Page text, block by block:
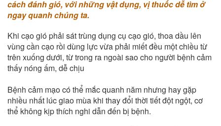
cách đánh gió, với những vật dụng, vị thuốc dễ tìm ở
ngay quanh chúng ta.
Khi cạo gió phải sát trùng dụng cụ cạo gió, thoa dầu lên
vùng cần cạo rồi dùng lực vừa phải miết đều một chiều từ
trên xuống dưới, từ trong ra ngoài sao cho người bệnh cảm
thấy nóng ấm, dễ chịu
Bệnh cảm mạo có thể mắc quanh năm nhưng hay gặp
nhiều nhất lúc giao mùa khi thay đổi thời tiết đột ngột, cơ
thể không kịp thích nghi dẫn đến bị bệnh.